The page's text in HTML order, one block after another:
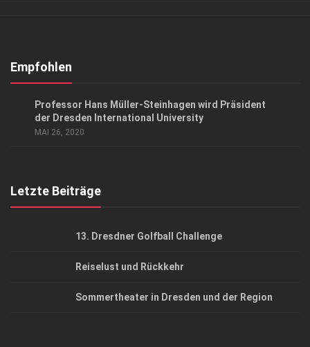
Kontakt, Impressum
Empfohlen
Professor Hans Müller-Steinhagen wird Präsident
der Dresden International University
MAI 26, 2020
Letzte Beiträge
13. Dresdner Golfball Challenge
Reiselust und Rückkehr
Sommertheater in Dresden und der Region